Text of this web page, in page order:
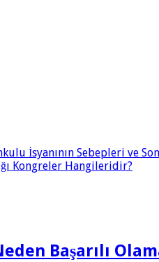
İsyanının Sebepleri ve
Kongreler Hangileridir?
Başarılı